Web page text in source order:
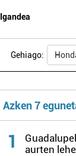
Igandea
Gehiago:
Azken 7
1
aurten